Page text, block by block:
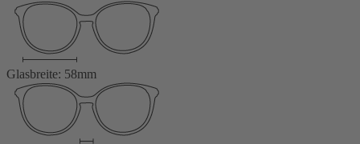
Glasbreite: 58mm